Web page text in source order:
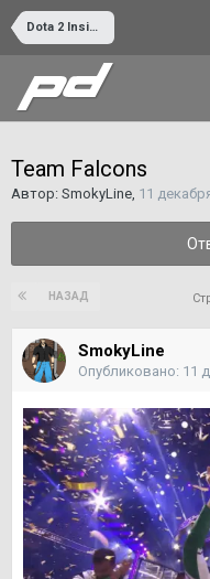
Dota 2 Inside
Team Falcons
Автор: SmokyLine, 11
НАЗАД
SmokyLine
Опубликовано: 11